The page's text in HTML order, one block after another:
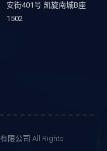
安街401号 凯旋南城B座
1502
限公司 All Rights